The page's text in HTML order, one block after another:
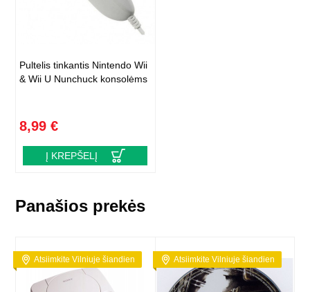
Pultelis tinkantis Nintendo Wii
& Wii U Nunchuck konsolėms
8,99 €
Į KREPŠELĮ
Panašios prekės
Atsiimkite Vilniuje šiandien Atsiimkite Vilniuje šiandien